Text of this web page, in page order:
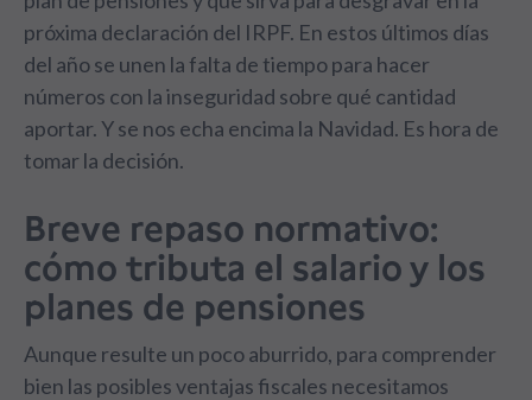
próxima declaración del IRPF. En estos últimos días
del año se unen la falta de tiempo para hacer
números con la inseguridad sobre qué cantidad
aportar. Y se nos echa encima la Navidad. Es hora de
tomar la decisión.
Breve repaso normativo:
cómo tributa el salario y los
planes de pensiones
Aunque resulte un poco aburrido, para comprender
bien las posibles ventajas fiscales necesitamos